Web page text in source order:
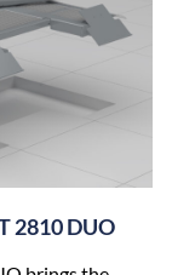
2810 DUO